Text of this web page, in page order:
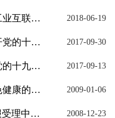
强化网络基础设施保障，助力工业互联网安全——网络安全试点示范工作经验交流会暨第八届电信和互... 2018-06-19
工信部网络安全管理局组织召开党的十九大网络安全保障专题全国视频会议 2017-09-30
苗圩赴北京市通信管理局检查党的十九大信息通信和网络信息安全保障工作 2017-09-13
抵制互联网低俗之风，倡导绿色健康的网民文化——首届中国网民文化节正式启动 2009-01-06
“12321网络不良与垃圾信息举报受理中心”成立以来网络不良和垃圾信息治理工作成效明显 2008-12-23